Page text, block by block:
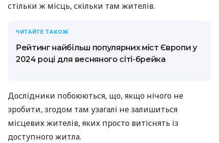
стільки ж місць, скільки там жителів.
ЧИТАЙТЕ ТАКОЖ
Рейтинг найбільш популярних міст Європи у
2024 році для весняного сіті-брейка
Дослідники побоюються, що, якщо нічого не
зробити, згодом там узагалі не залишиться
місцевих жителів, яких просто витіснять із
доступного житла.